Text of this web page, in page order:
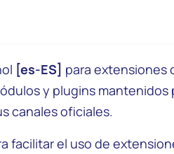
[es-ES] para extensiones
y plugins mantenidos
canales oficiales.
facilitar el uso de